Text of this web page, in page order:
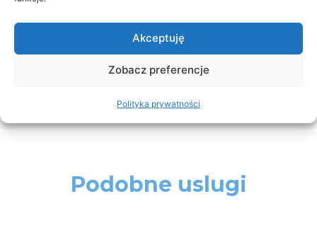
Akceptuję
Zobacz preferencje
Polityka prywatności
Zamów z płatnością w klinice
Podobne uslugi